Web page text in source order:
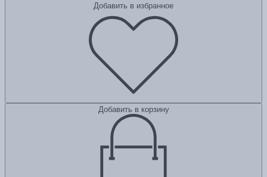
Добавить в избранное
Добавить в корзину